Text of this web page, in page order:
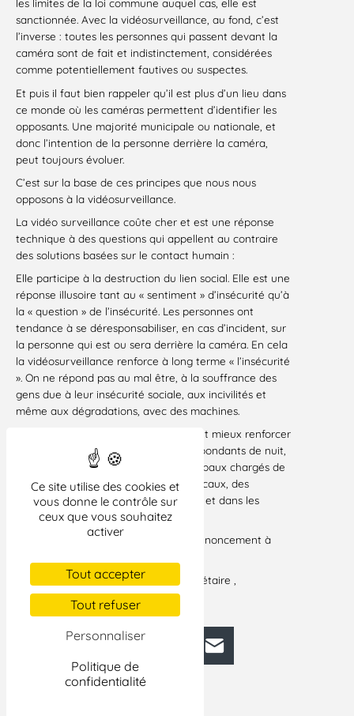
Ce site utilise des cookies et
vous donne le contrôle sur
ceux que vous souhaitez
activer
Tout accepter
Tout refuser
Personnaliser
Politique de
confidentialité
les limites de la loi commune auquel cas, elle est
sanctionnée. Avec la vidéosurveillance, au fond, c’est
l’inverse : toutes les personnes qui passent devant la
caméra sont de fait et indistinctement, considérées
comme potentiellement fautives ou suspectes.
Et puis il faut bien rappeler qu’il est plus d’un lieu dans
ce monde où les caméras permettent d’identifier les
opposants. Une majorité municipale ou nationale, et
donc l’intention de la personne derrière la caméra,
peut toujours évoluer.
C’est sur la base de ces principes que nous nous
opposons à la vidéosurveillance.
La vidéo surveillance coûte cher et est une réponse
technique à des questions qui appellent au contraire
des solutions basées sur le contact humain :
Elle participe à la destruction du lien social. Elle est une
réponse illusoire tant au « sentiment » d’insécurité qu’à
la « question » de l’insécurité. Les personnes ont
tendance à se déresponsabiliser, en cas d’incident, sur
la personne qui est ou sera derrière la caméra. En cela
la vidéosurveillance renforce à long terme « l’insécurité
». On ne répond pas au mal être, à la souffrance des
gens due à leur insécurité sociale, aux incivilités et
même aux dégradations, avec des machines.
Pour des solutions à long terme, il vaut mieux renforcer
les services publics, payer des correspondants de nuit,
des médiateurs, des employés municipaux chargés de
l’entretien et de la surveillance des locaux, des
concierges pour les bâtiments publics et dans les
quartiers, des travailleurs sociaux…
Au final, la vidéosurveillance est un renoncement à
Pour le président et par ordre, la secrétaire ,
M.F. Lehmann
Facebook
BlueskyMastodonLinkedIn